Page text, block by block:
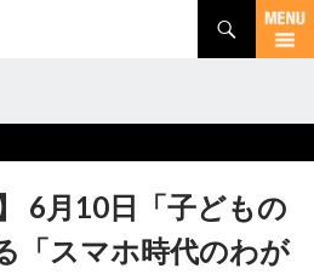
6月10日「子どもの
「スマホ時代のわが